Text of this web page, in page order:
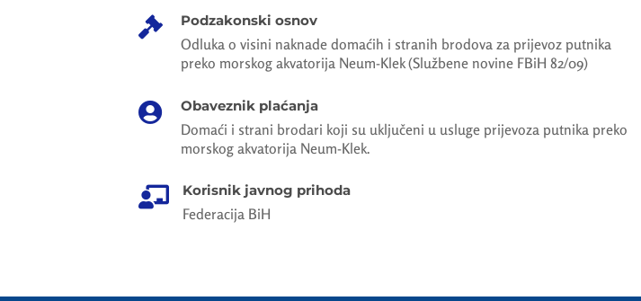
 Podzakonski osnov
Odluka o visini naknade domaćih i stranih brodova za prijevoz putnika
preko morskog akvatorija Neum-Klek (Službene novine FBiH 82/09)
 Obaveznik plaćanja
Domaći i strani brodari koji su uključeni u usluge prijevoza putnika preko
morskog akvatorija Neum-Klek.
 Korisnik javnog prihoda
Federacija BiH